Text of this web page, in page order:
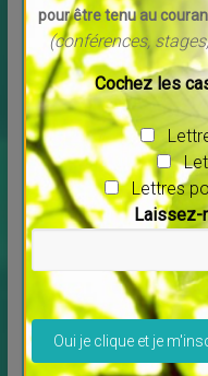
Message pour
↳
LES MERVEILLES
Vous voulez écouter
pour être tenu au
(conférences,
Cochez les
Lettres
Laissez-
Veuillez laisser ce